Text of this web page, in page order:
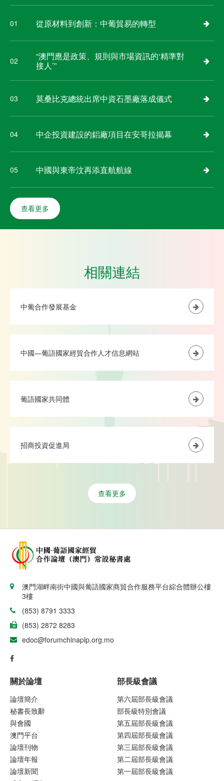
01 從原材料到創新：中葡貿易的轉型
02
“澳門應是政策、規則與市場資訊的‘精準對
接人’”
03 莫桑比克總統出席中資石墨廠落成儀式
04 中企投資建設的鋁廠項目在安哥拉揭幕
05 中國與東帝汶再添直航航線
查看更多
相關連結
中葡合作發展基金
中國—葡語國家經貿合作人才信息網站
葡語國家共同體
招商投資促進局
查看更多
澳門湖畔南街中國與葡語國家商貿合作服務平台綜合體辦公樓
3樓
(853) 8791 3333
(853) 2872 8283
edoc@forumchinaplp.org.mo
關於論壇
論壇簡介
秘書長致辭
與會國
澳門平台
論壇刊物
論壇年報
論壇新聞
部長級會議
第六屆部長級會議
部長級特別會議
第五屆部長級會議
第四屆部長級會議
第三屆部長級會議
第二屆部長級會議
第一屆部長級會議